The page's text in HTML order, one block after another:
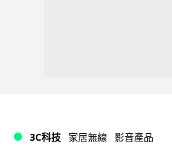
3C科技 家居無線 影音產品